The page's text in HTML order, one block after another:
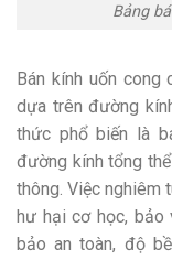
Bảng
Bán kính uốn
dựa trên đường
thức phổ biến là
đường kính tổng
thông. Việc nghiêm
hư hại cơ học,
bảo an toàn, độ